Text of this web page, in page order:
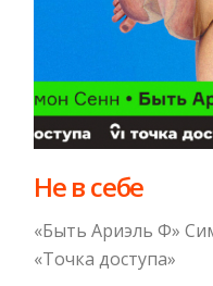
Не в себе
«Быть Ариэль Ф»
«Точка доступа»